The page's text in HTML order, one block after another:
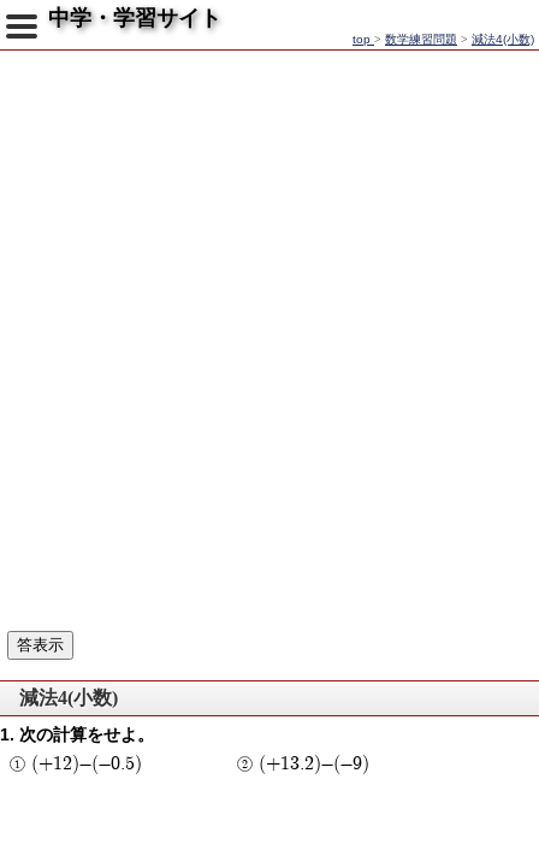
中学・学習サイト
top > 数学練習問題 > 減法4(小数)
減法4(小数)
次の計算をせよ。
(+12)-(-0.5) (+13.2)-(-9)